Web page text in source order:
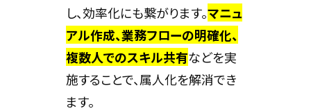
し、効率化にも繋がります。マニュ
アル作成、業務フローの明確化、
複数人でのスキル共有などを実
施することで、属人化を解消でき
ます。